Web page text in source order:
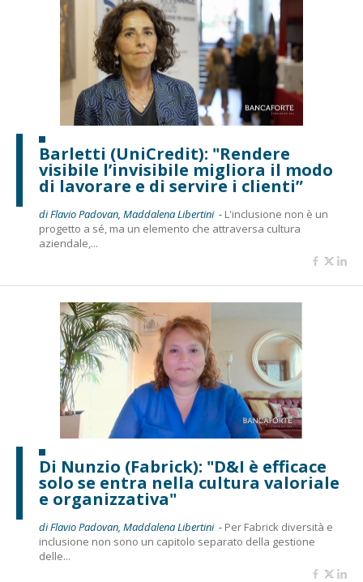
Barletti (UniCredit): "Rendere
visibile l’invisibile migliora il modo
di lavorare e di servire i clienti”
di Flavio Padovan, Maddalena Libertini - L'inclusione non è un
progetto a sé, ma un elemento che attraversa cultura
aziendale,...
Di Nunzio (Fabrick): "D&I è efficace
solo se entra nella cultura valoriale
e organizzativa"
di Flavio Padovan, Maddalena Libertini - Per Fabrick diversità e
inclusione non sono un capitolo separato della gestione
delle...